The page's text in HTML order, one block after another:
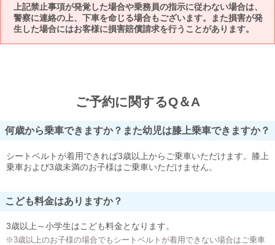
上記禁止事項が発覚した場合や乗務員の指示に従わない場合は、
警察に連絡の上、下車を命じる場合もございます。また損害が発
生した場合にはお客様に損害賠償請求を行うことがあります。
ご予約に関するQ＆A
何歳から乗車できますか？また幼児は膝上乗車できますか？
シートベルトが着用できれば3歳以上からご乗車いただけます。膝上
乗車および3歳未満のお子様はご乗車いただけません。
こども料金はありますか？
3歳以上～小学生はこども料金となります。
※3歳以上のお子様の場合でもシートベルトが着用できない場合はご乗車